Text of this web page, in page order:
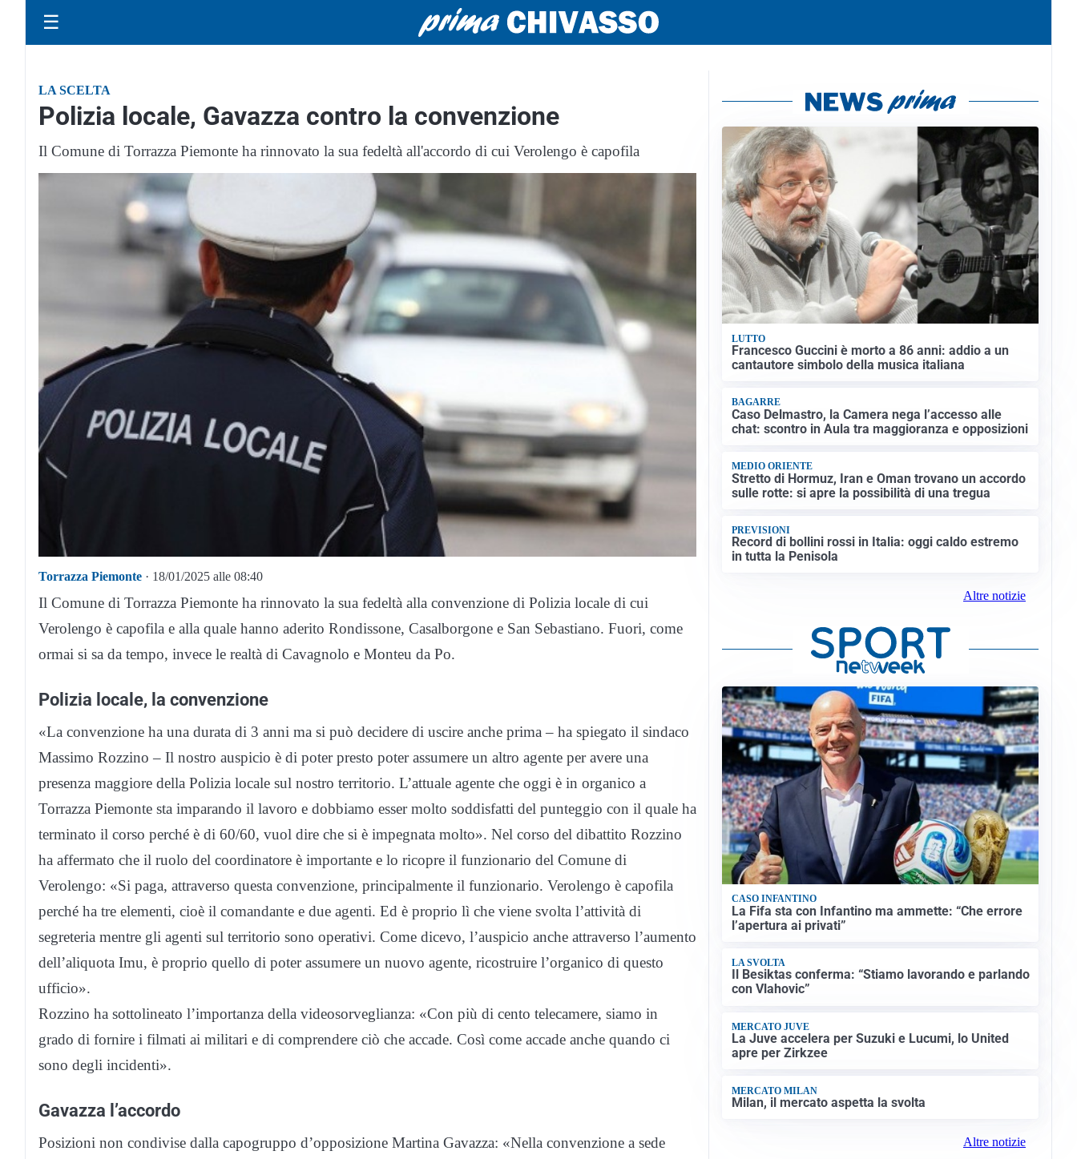
☰
LA SCELTA
Polizia locale, Gavazza contro la convenzione
Il Comune di Torrazza Piemonte ha rinnovato la sua fedeltà all'accordo di cui Verolengo è capofila
Torrazza Piemonte · 18/01/2025 alle 08:40
Il Comune di Torrazza Piemonte ha rinnovato la sua fedeltà alla convenzione di Polizia locale di cui
Verolengo è capofila e alla quale hanno aderito Rondissone, Casalborgone e San Sebastiano. Fuori, come
ormai si sa da tempo, invece le realtà di Cavagnolo e Monteu da Po.
Polizia locale, la convenzione
«La convenzione ha una durata di 3 anni ma si può decidere di uscire anche prima – ha spiegato il sindaco
Massimo Rozzino – Il nostro auspicio è di poter presto poter assumere un altro agente per avere una
presenza maggiore della Polizia locale sul nostro territorio. L’attuale agente che oggi è in organico a
Torrazza Piemonte sta imparando il lavoro e dobbiamo esser molto soddisfatti del punteggio con il quale ha
terminato il corso perché è di 60/60, vuol dire che si è impegnata molto». Nel corso del dibattito Rozzino
ha affermato che il ruolo del coordinatore è importante e lo ricopre il funzionario del Comune di
Verolengo: «Si paga, attraverso questa convenzione, principalmente il funzionario. Verolengo è capofila
perché ha tre elementi, cioè il comandante e due agenti. Ed è proprio lì che viene svolta l’attività di
segreteria mentre gli agenti sul territorio sono operativi. Come dicevo, l’auspicio anche attraverso l’aumento
dell’aliquota Imu, è proprio quello di poter assumere un nuovo agente, ricostruire l’organico di questo
ufficio».
Rozzino ha sottolineato l’importanza della videosorveglianza: «Con più di cento telecamere, siamo in
grado di fornire i filmati ai militari e di comprendere ciò che accade. Così come accade anche quando ci
sono degli incidenti».
Gavazza l’accordo
Posizioni non condivise dalla capogruppo d’opposizione Martina Gavazza: «Nella convenzione a sede
LUTTO
Francesco Guccini è morto a 86 anni: addio a un
cantautore simbolo della musica italiana
BAGARRE
Caso Delmastro, la Camera nega l’accesso alle
chat: scontro in Aula tra maggioranza e opposizioni
MEDIO ORIENTE
Stretto di Hormuz, Iran e Oman trovano un accordo
sulle rotte: si apre la possibilità di una tregua
PREVISIONI
Record di bollini rossi in Italia: oggi caldo estremo
in tutta la Penisola
Altre notizie
CASO INFANTINO
La Fifa sta con Infantino ma ammette: “Che errore
l’apertura ai privati”
LA SVOLTA
Il Besiktas conferma: “Stiamo lavorando e parlando
con Vlahovic”
MERCATO JUVE
La Juve accelera per Suzuki e Lucumi, lo United
apre per Zirkzee
MERCATO MILAN
Milan, il mercato aspetta la svolta
Altre notizie